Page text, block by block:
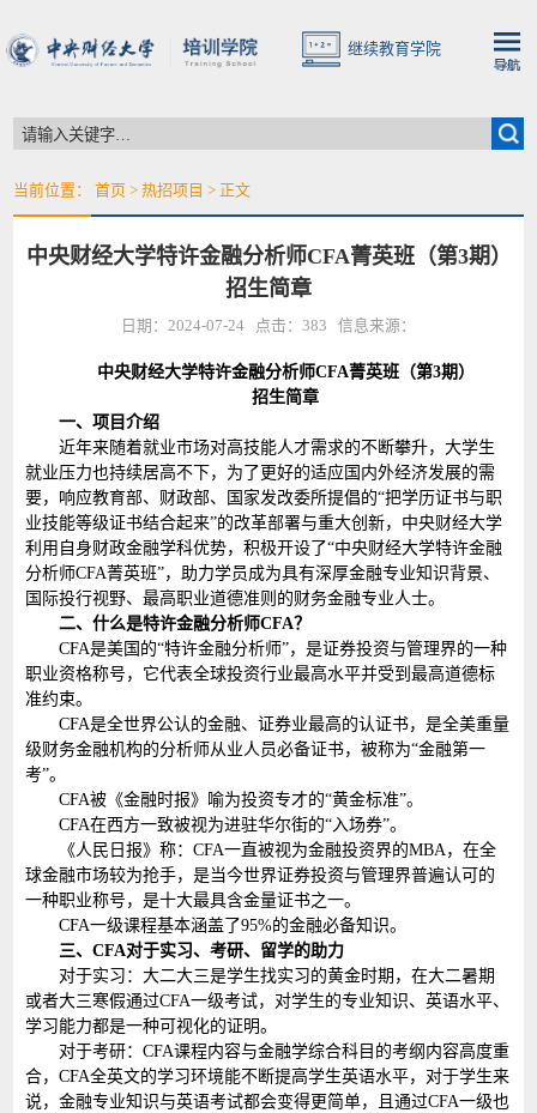
继续教育学院
当前位置： 首页 >热招项目 > 正文
中央财经大学特许金融分析师CFA菁英班（第3期）
招生简章
日期：2024-07-24 点击： 383 信息来源：
中央财经大学特许金融分析师CFA菁英班（第3期）
招生简章
一、项目介绍
近年来随着就业市场对高技能人才需求的不断攀升，大学生
就业压力也持续居高不下，为了更好的适应国内外经济发展的需
要，响应教育部、财政部、国家发改委所提倡的“把学历证书与职
业技能等级证书结合起来”的改革部署与重大创新，中央财经大学
利用自身财政金融学科优势，积极开设了“中央财经大学特许金融
分析师CFA菁英班”，助力学员成为具有深厚金融专业知识背景、
国际投行视野、最高职业道德准则的财务金融专业人士。
二、什么是特许金融分析师CFA？
CFA是美国的“特许金融分析师”，是证券投资与管理界的一种
职业资格称号，它代表全球投资行业最高水平并受到最高道德标
准约束。
CFA是全世界公认的金融、证券业最高的认证书，是全美重量
级财务金融机构的分析师从业人员必备证书，被称为“金融第一
考”。
CFA被《金融时报》喻为投资专才的“黄金标准”。
CFA在西方一致被视为进驻华尔街的“入场券”。
《人民日报》称：CFA一直被视为金融投资界的MBA，在全
球金融市场较为抢手，是当今世界证券投资与管理界普遍认可的
一种职业称号，是十大最具含金量证书之一。
CFA一级课程基本涵盖了95%的金融必备知识。
三、CFA对于实习、考研、留学的助力
对于实习：大二大三是学生找实习的黄金时期，在大二暑期
或者大三寒假通过CFA一级考试，对学生的专业知识、英语水平、
学习能力都是一种可视化的证明。
对于考研：CFA课程内容与金融学综合科目的考纲内容高度重
合，CFA全英文的学习环境能不断提高学生英语水平，对于学生来
说，金融专业知识与英语考试都会变得更简单，且通过CFA一级也